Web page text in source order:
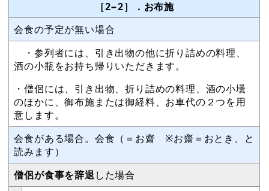
［2−2］．お布施
会食の予定が無い場合
・参列者には、引き出物の他に折り詰めの料理、
酒の小瓶をお持ち帰りいただきます。
・僧侶には、引き出物、折り詰めの料理、酒の小壜
のほかに、御布施または御経料、お車代の２つを用
意します。
会食がある場合。会食（＝お齋 ※お齋＝おとき、と
読みます）
僧侶が食事を辞退した場合